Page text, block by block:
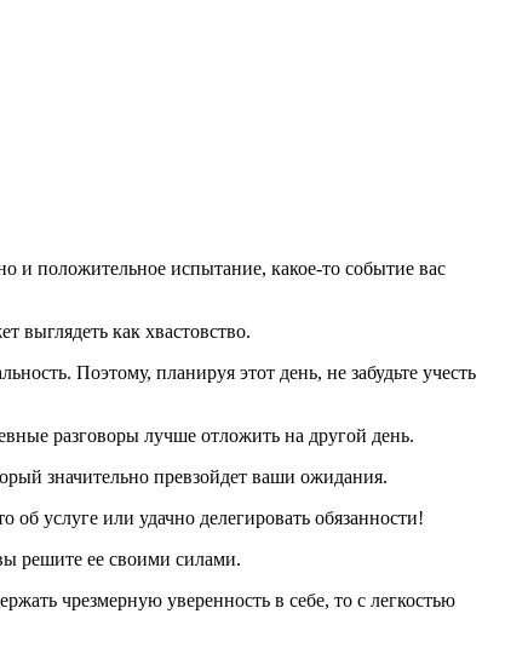
и положительное испытание, какое-то событие вас
выглядеть как хвастовство.
Поэтому, планируя этот день, не забудьте учесть
разговоры лучше отложить на другой день.
значительно превзойдет ваши ожидания.
услуге или удачно делегировать обязанности!
решите ее своими силами.
чрезмерную уверенность в себе, то с легкостью